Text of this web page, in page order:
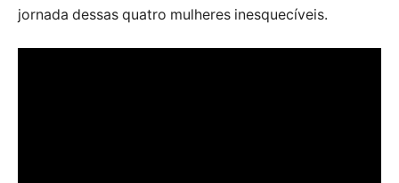
jornada dessas quatro mulheres inesquecíveis.